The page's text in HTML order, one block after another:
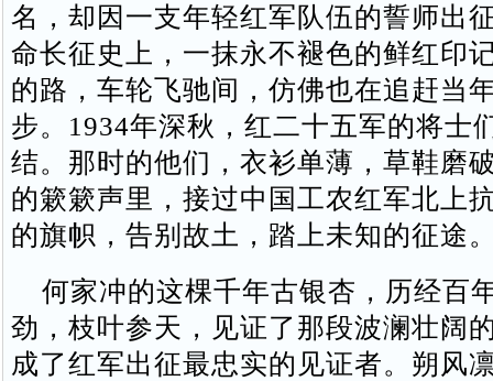
名，却因一支年轻红军队伍的誓师出
命长征史上，一抹永不褪色的鲜红印
的路，车轮飞驰间，仿佛也在追赶当
步。1934年深秋，红二十五军的将士
结。那时的他们，衣衫单薄，草鞋磨
的簌簌声里，接过中国工农红军北上
的旗帜，告别故土，踏上未知的征途
何家冲的这棵千年古银杏，历经百
劲，枝叶参天，见证了那段波澜壮阔
成了红军出征最忠实的见证者。朔风